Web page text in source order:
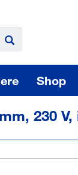
Shop
230